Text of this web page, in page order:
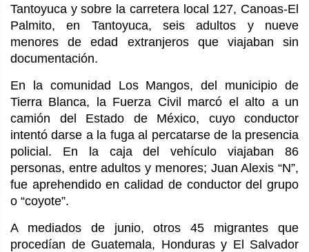
Tantoyuca y sobre la carretera local 127, Canoas-El
Palmito, en Tantoyuca, seis adultos y nueve
menores de edad extranjeros que viajaban sin
documentación.
En la comunidad Los Mangos, del municipio de
Tierra Blanca, la Fuerza Civil marcó el alto a un
camión del Estado de México, cuyo conductor
intentó darse a la fuga al percatarse de la presencia
policial. En la caja del vehículo viajaban 86
personas, entre adultos y menores; Juan Alexis “N”,
fue aprehendido en calidad de conductor del grupo
o “coyote”.
A mediados de junio, otros 45 migrantes que
procedían de Guatemala, Honduras y El Salvador